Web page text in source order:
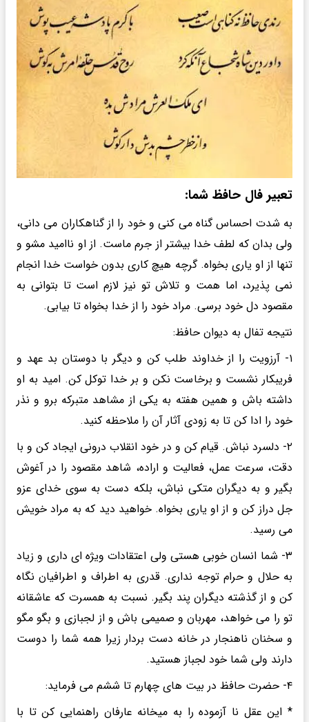
تعبیر فال حافظ شما:
به شدت احساس گناه می کنی و خود را از گناهکاران می دانی،
ولی بدان که لطف خدا بیشتر از جرم ماست. از او ناامید مشو و
تنها از او یاری بخواه. گرچه هیچ کاری بدون خواست خدا انجام
نمی پذیرد، اما همت و تلاش تو نیز لازم است تا بتوانی به
مقصود دل خود برسی. مراد خود را از خدا بخواه تا بیابی.
نتیجه تفال به دیوان حافظ:
۱- آرزویت را از خداوند طلب کن و دیگر با دوستان بد عهد و
فریبکار نشست و برخاست نکن و بر خدا توکل کن. امید به او
داشته باش و همین هفته به یکی از مشاهد متبرکه برو و نذر
خود را ادا کن تا به زودی آثار آن را ملاحظه کنید.
۲- دلسرد نباش. قیام کن و در خود انقلاب درونی ایجاد کن و با
دقت، سرعت عمل، فعالیت و اراده، شاهد مقصود را در آغوش
بگیر و به دیگران متکی نباش، بلکه دست به سوی خدای عزو
جل دراز کن و از او یاری بخواه. خواهید دید که به مراد خویش
می رسید.
۳- شما انسان خوبی هستی ولی اعتقادات ویژه ای داری و زیاد
به حلال و حرام توجه نداری. قدری به اطراف و اطرافیان نگاه
کن و از گذشته دیگران پند بگیر. نسبت به همسرت که عاشقانه
تو را می خواهد، مهربان و صمیمی باش و از لجبازی و بگو مگو
و سخنان ناهنجار در خانه دست بردار زیرا همه شما را دوست
دارند ولی شما خود لجباز هستید.
۴- حضرت حافظ در بیت های چهارم تا ششم می فرماید:
* این عقل نا آزموده را به میخانه عارفان راهنمایی کن تا با